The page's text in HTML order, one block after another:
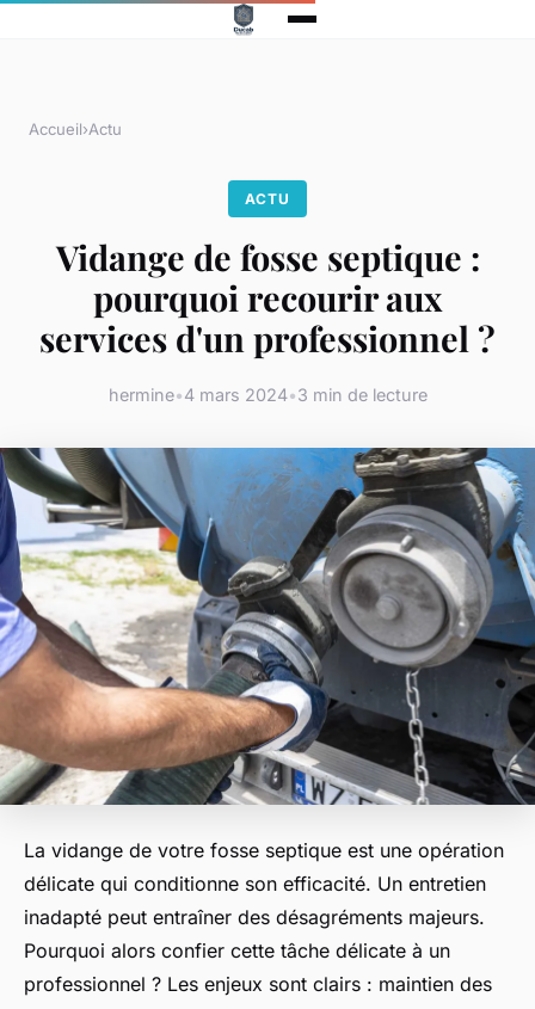
Accueil›Actu
ACTU
Vidange de fosse septique :
pourquoi recourir aux
services d'un professionnel ?
hermine•4 mars 2024•3 min de lecture
La vidange de votre fosse septique est une opération
délicate qui conditionne son efficacité. Un entretien
inadapté peut entraîner des désagréments majeurs.
Pourquoi alors confier cette tâche délicate à un
professionnel ? Les enjeux sont clairs : maintien des